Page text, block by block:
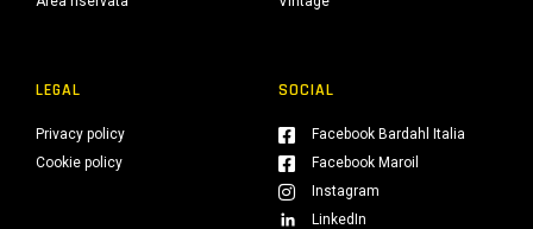
LEGAL
Privacy policy
Cookie policy
SOCIAL
Facebook Bardahl Italia
Facebook Maroil
Instagram
LinkedIn